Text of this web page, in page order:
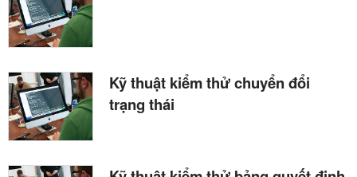
Kỹ thuật kiểm thử chuyển đổi
trạng thái